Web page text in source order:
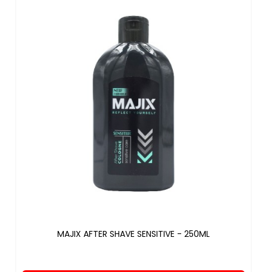
MAJIX AFTER SHAVE SENSITIVE - 250ML